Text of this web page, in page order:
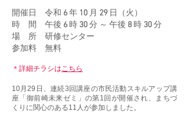
開催日 令和 6年 10 月 29 日（火）
時 間
午後 6時 30分 ～ 午後 8時 30分
場 所
研修センター
参加料
無料
＊ 詳細チラシはこちら
10月29日、連続3回講座の市民活動スキルアップ講
座「御前崎未来ゼミ」の第1回が開催され、まちづ
くりに関心のある11人が参加しました。